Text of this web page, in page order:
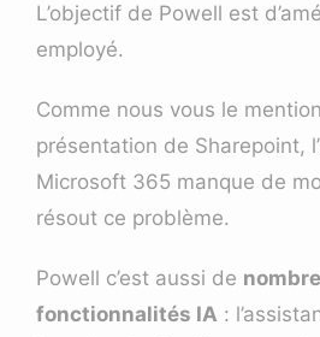
L’objectif de Powell est
employé.
Comme nous vous le
présentation de Sharepoint,
Microsoft 365 manque de
résout ce problème.
Powell c’est aussi de
fonctionnalités IA :